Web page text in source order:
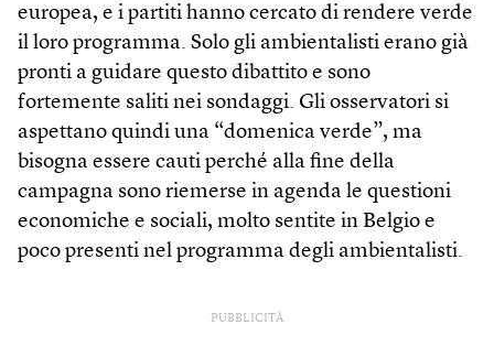
europea, e i partiti hanno cercato di rendere verde
il loro programma. Solo gli ambientalisti erano già
pronti a guidare questo dibattito e sono
fortemente saliti nei sondaggi. Gli osservatori si
aspettano quindi una “domenica verde”, ma
bisogna essere cauti perché alla fine della
campagna sono riemerse in agenda le questioni
economiche e sociali, molto sentite in Belgio e
poco presenti nel programma degli ambientalisti.
PUBBLICITÀ